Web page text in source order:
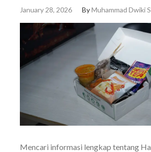
January 28, 2026 ByMuhammad Dwiki
Mencari informasi lengkap tentang